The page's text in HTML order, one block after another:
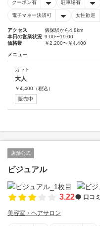
クーポン有 駐車場有
電子マネー決済可 女性歓迎
アクセス
儀保駅から4.8km
本日の営業状況 9:00〜19:00
価格帯
￥2,200〜￥4,400
メニュー
カット
大人
￥4,400 （税込）
販売中
店舗公式
ビジュアル
3.22 口コミ
美容室・ヘアサロン